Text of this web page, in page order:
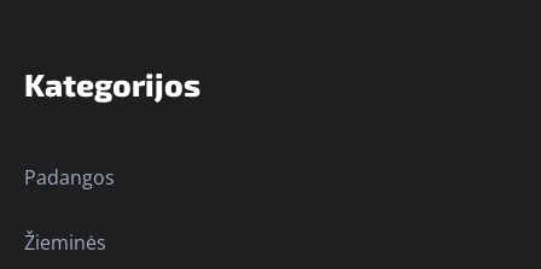
Kategorijos
Padangos
Žieminės